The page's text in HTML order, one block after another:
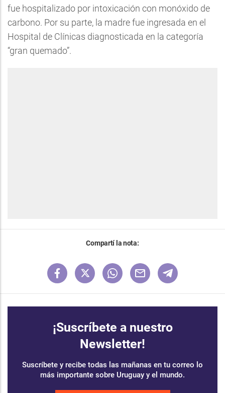
fue hospitalizado por intoxicación con monóxido de
carbono. Por su parte, la madre fue ingresada en el
Hospital de Clínicas diagnosticada en la categoría
“gran quemado”.
Compartí la nota:
¡Suscríbete a nuestro
Newsletter!
Suscríbete y recibe todas las mañanas en tu correo lo
más importante sobre Uruguay y el mundo.